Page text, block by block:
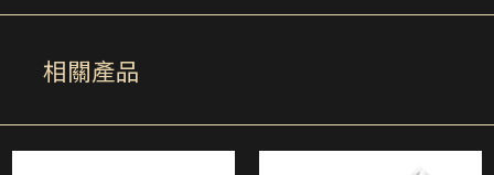
相關產品